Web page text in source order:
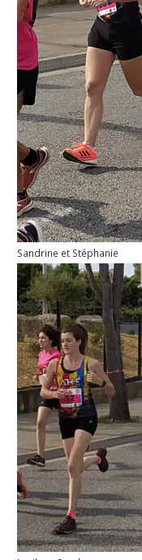
Sandrine et Stéphanie